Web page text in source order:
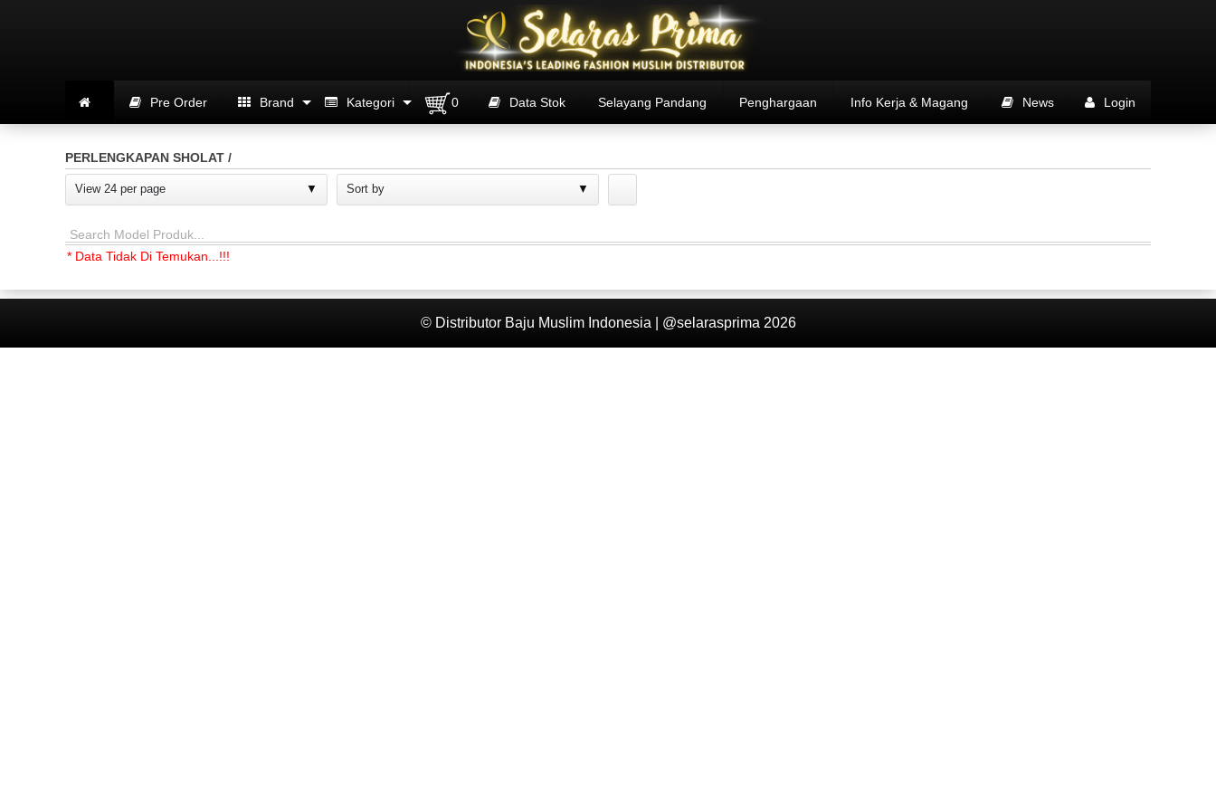
Pre Order Brand Kategori 0 Data Stok Selayang Pandang Penghargaan Info Kerja & Magang News Login
PERLENGKAPAN SHOLAT /
View 24 per page Sort by
Search Model Produk...
* Data Tidak Di Temukan...!!!
© Distributor Baju Muslim Indonesia | @selarasprima 2026